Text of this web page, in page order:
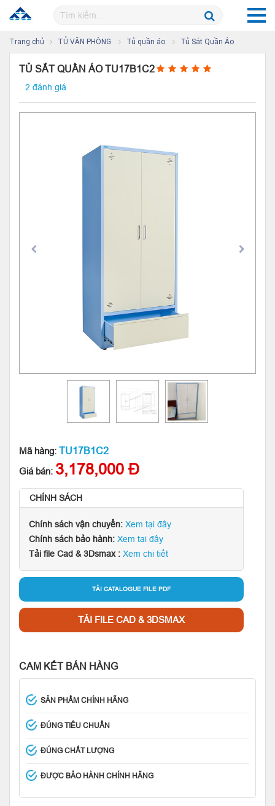
Trang chủ TỦ VĂN PHÒNG Tủ quần áo Tủ Sắt Quần Áo
TỦ SẮT QUẦN ÁO TU17B1C2
2 đánh giá
Mã hàng: TU17B1C2
Giá bán: 3,178,000 Đ
CHÍNH SÁCH
Chính sách vận chuyển: Xem tại đây
Chính sách bảo hành: Xem tại đây
Tải file Cad & 3Dsmax : Xem chi tiết
TẢI CATALOGUE FILE PDF
TẢI FILE CAD & 3DSMAX
CAM KẾT BÁN HÀNG
SẢN PHẨM CHÍNH HÃNG
ĐÚNG TIÊU CHUẨN
ĐÚNG CHẤT LƯỢNG
ĐƯỢC BẢO HÀNH CHÍNH HÃNG